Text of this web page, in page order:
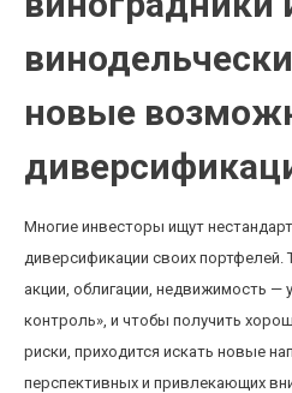
новые
Многие инвесторы ищут
диверсификации своих
акции, облигации, недвижимость —
контроль», и чтобы получить
риски, приходится искать новые
перспективных и привлекающих